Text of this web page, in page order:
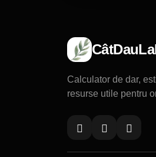
Calculator de dar,
resurse utile pentru